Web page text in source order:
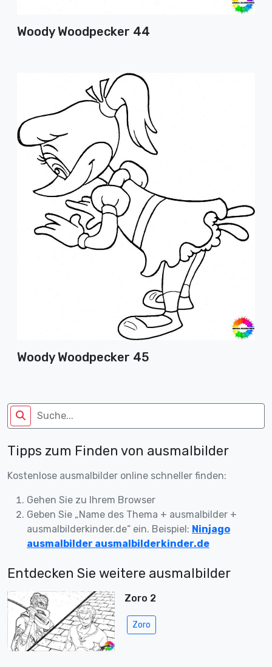
Woody Woodpecker 44
Woody Woodpecker 45
Tipps zum Finden von ausmalbilder
Kostenlose ausmalbilder online schneller finden:
Gehen Sie zu Ihrem Browser
Geben Sie „Name des Thema + ausmalbilder +
ausmalbilderkinder.de“ ein. Beispiel: Ninjago
ausmalbilder ausmalbilderkinder.de
Entdecken Sie weitere ausmalbilder
Zoro 2
Zoro